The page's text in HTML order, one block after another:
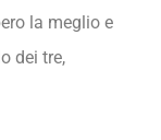
la meglio e
dei tre,